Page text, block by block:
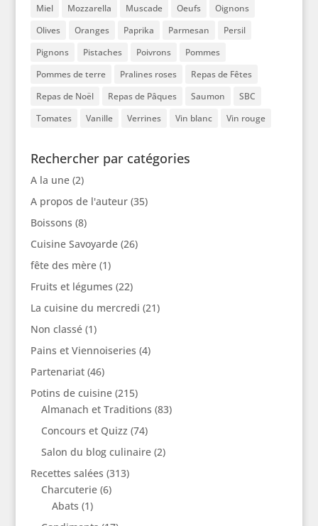
Miel Mozzarella Muscade Oeufs
Oignons
Olives
Oranges Paprika Parmesan
Persil
Pignons
Pistaches Poivrons
Pommes
Pommes de terre
Pralines roses
Repas de Fêtes
Repas de Noël
Repas de Pâques Saumon
SBC
Tomates
Vanille Verrines Vin blanc Vin rouge
Rechercher par catégories
A la une(2)
A propos de l'auteur(35)
Boissons (8)
Cuisine Savoyarde(26)
fête des mère(1)
Fruits et légumes (22)
La cuisine du mercredi (21)
Non classé(1)
Pains et Viennoiseries (4)
Partenariat(46)
Potins de cuisine(215)
Almanach et Traditions (83)
Concours et Quizz (74)
Salon du blog culinaire(2)
Recettes salées (313)
Charcuterie(6)
Abats (1)